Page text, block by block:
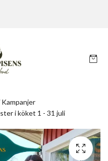
i köket 1 - 31 juli